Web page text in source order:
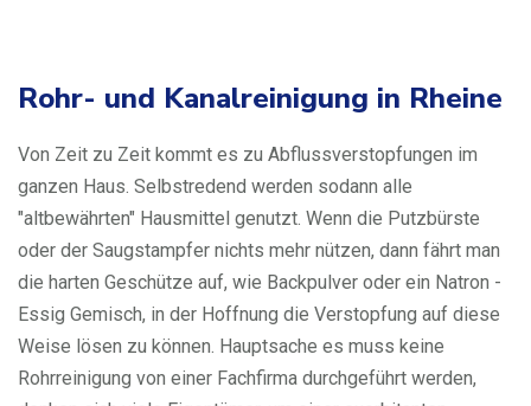
Rohr- und Kanalreinigung in Rheine
Von Zeit zu Zeit kommt es zu Abflussverstopfungen im
ganzen Haus. Selbstredend werden sodann alle
"altbewährten" Hausmittel genutzt. Wenn die Putzbürste
oder der Saugstampfer nichts mehr nützen, dann fährt man
die harten Geschütze auf, wie Backpulver oder ein Natron -
Essig Gemisch, in der Hoffnung die Verstopfung auf diese
Weise lösen zu können. Hauptsache es muss keine
Rohrreinigung von einer Fachfirma durchgeführt werden,